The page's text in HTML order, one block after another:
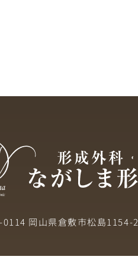
岡山県倉敷市松島1154-2